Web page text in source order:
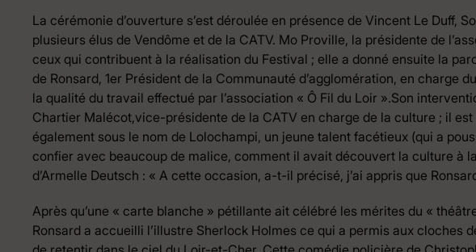
La cérémonie d’ouverture s’est déroulée en présence de Vincent Le Duff,
plusieurs élus de Vendôme et de la CATV. Mo Proville, la présidente de
ceux qui contribuent à la réalisation du Festival ; elle a donné ensuite la
de Ronsard, 1er Président de la Communauté d’agglomération, en charge
la qualité du travail effectué par l’association « Ô Fil du Loir ».Son
Chartier Malécot,vice-présidente de la CATV en charge de la culture ; il
également sous le nom de Lolochampi, un jeune talent facétieux (qui a
confier avec beaucoup de malice, comment il avait découvert la culture à
d’Armelle Deutsch : « A cette occasion, a-t-il précisé, j’ai appris que
Après qu’une « carte blanche » pétillante ait célébré les mérites du «
Ronsard a accueilli l’illustre Sherlock Holmes ce qui a permis aux cloches